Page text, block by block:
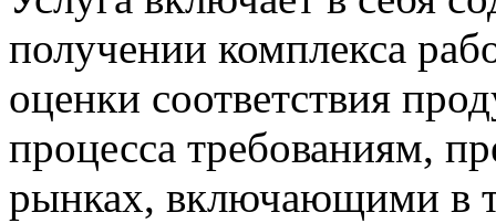
получении комплекса
оценки соответствия
процесса требованиям,
рынках, включающими в